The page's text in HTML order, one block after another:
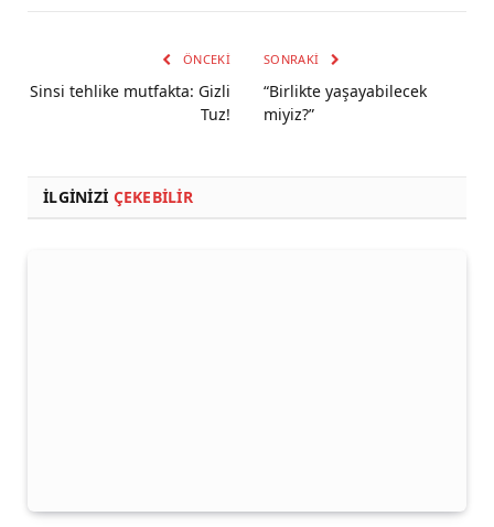
ÖNCEKI
Sinsi tehlike mutfakta: Gizli
Tuz!
SONRAKI
“Birlikte yaşayabilecek
miyiz?”
İLGINIZI ÇEKEBILIR